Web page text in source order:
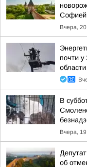
Софией
Вчера,
почти
области
В
Вчера,
об